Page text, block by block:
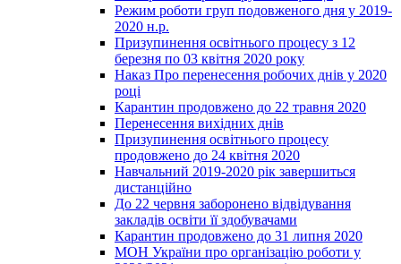
Режим роботи груп подовженого дня у 2019-
2020 н.р.
Призупинення освітнього процесу з 12
березня по 03 квітня 2020 року
Наказ Про перенесення робочих днів у 2020
році
Карантин продовжено до 22 травня 2020
Перенесення вихідних днів
Призупинення освітнього процесу
продовжено до 24 квітня 2020
Навчальний 2019-2020 рік завершиться
дистанційно
До 22 червня заборонено відвідування
закладів освіти її здобувачами
Карантин продовжено до 31 липня 2020
МОН України про організацію роботи у